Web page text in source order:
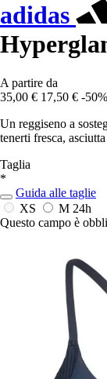
adidas
A partire da
35,00 € 17,50 € -50%
Un reggiseno a
tenerti fresca,
Taglia
*
Guida alle taglie
XS
M 24h
Questo campo è